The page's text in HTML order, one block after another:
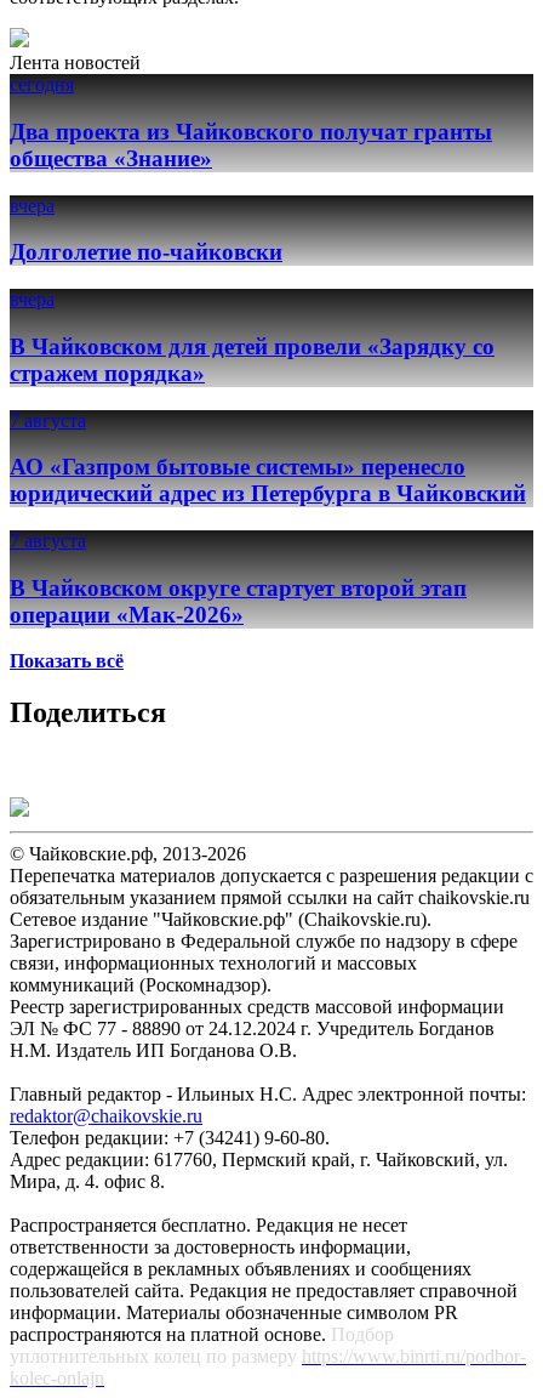
Лента новостей
сегодня
Два проекта из Чайковского получат гранты
общества «Знание»
вчера
Долголетие по-чайковски
вчера
В Чайковском для детей провели «Зарядку со
стражем порядка»
7 августа
АО «Газпром бытовые системы» перенесло
юридический адрес из Петербурга в Чайковский
7 августа
В Чайковском округе стартует второй этап
операции «Мак-2026»
Показать всё
Поделиться
© Чайковские.рф, 2013-2026
Перепечатка материалов допускается с разрешения редакции с
обязательным указанием прямой ссылки на сайт chaikovskie.ru
Сетевое издание "Чайковские.рф" (Chaikovskie.ru).
Зарегистрировано в Федеральной службе по надзору в сфере
связи, информационных технологий и массовых
коммуникаций (Роскомнадзор).
Реестр зарегистрированных средств массовой информации
ЭЛ № ФС 77 - 88890 от 24.12.2024 г. Учредитель Богданов
Н.М. Издатель ИП Богданова О.В.
Главный редактор - Ильиных Н.С. Адрес электронной почты:
redaktor@chaikovskie.ru
Телефон редакции: +7 (34241) 9-60-80.
Адрес редакции: 617760, Пермский край, г. Чайковский, ул.
Мира, д. 4. офис 8.
Распространяется бесплатно. Редакция не несет
ответственности за достоверность информации,
содержащейся в рекламных объявлениях и сообщениях
пользователей сайта. Редакция не предоставляет справочной
информации. Материалы обозначенные символом PR
распространяются на платной основе. Подбор
уплотнительных колец по размеру https://www.binrti.ru/podbor-
kolec-onlajn